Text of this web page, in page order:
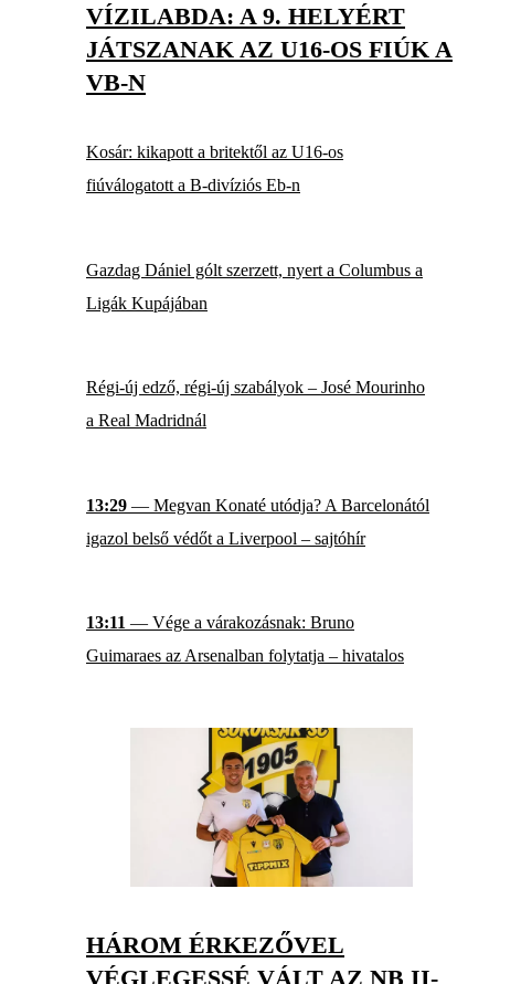
VÍZILABDA: A 9. HELYÉRT
JÁTSZANAK AZ U16-OS FIÚK A
VB-N
Kosár: kikapott a britektől az U16-os
fiúválogatott a B-divíziós Eb-n
Gazdag Dániel gólt szerzett, nyert a Columbus a
Ligák Kupájában
Régi-új edző, régi-új szabályok – José Mourinho
a Real Madridnál
13:29 — Megvan Konaté utódja? A Barcelonától
igazol belső védőt a Liverpool – sajtóhír
13:11 — Vége a várakozásnak: Bruno
Guimaraes az Arsenalban folytatja – hivatalos
HÁROM ÉRKEZŐVEL
VÉGLEGESSÉ VÁLT AZ NB II-